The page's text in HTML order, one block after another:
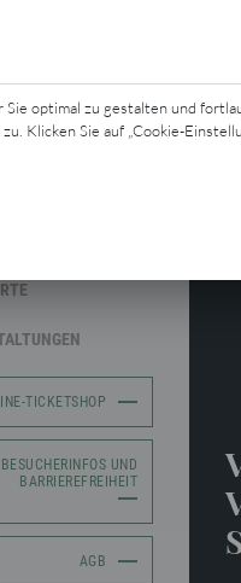
optimal zu gestalten und
Klicken Sie auf „Cookie-
TICKETSHOP
BESUCHERINFOS UND
BARRIEREFREIHEIT
AGB